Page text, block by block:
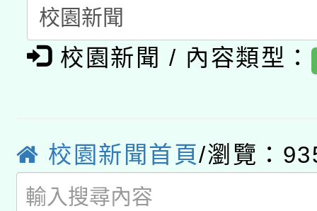
pilot」
有關大陸委員會函釋公
薪期間赴陸應申請許可
轉知經濟部水利署委託
動」
開 智慧啟航」
「2026桃園藝術巡演
關事宜
校園新聞 / 內容類型：
校園新聞首頁/瀏覽：